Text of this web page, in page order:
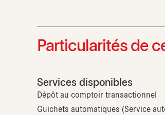
Particularités de
Services disponibles
Dépôt au comptoir transactionnel
Guichets automatiques (Service